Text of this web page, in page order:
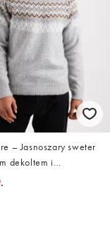
– Jasnoszary sweter
dekoltem i
wzorem